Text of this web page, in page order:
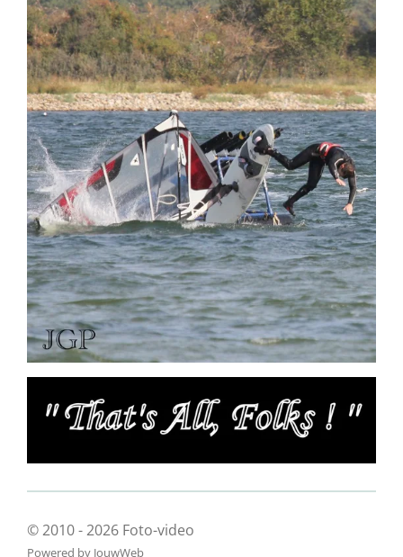
© 2010 - 2026 Foto-video
Powered by JouwWeb